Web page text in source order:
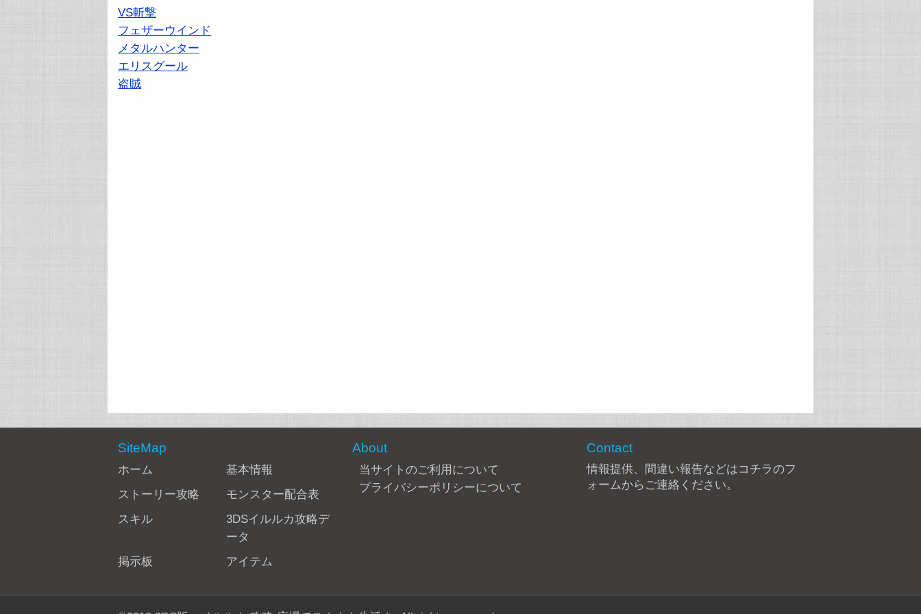
VS斬撃
フェザーウインド
メタルハンター
エリスグール
盗賊
SiteMap
ホーム
基本情報
ストーリー攻略
モンスター配合表
スキル
3DSイルルカ攻略デ
ータ
掲示板
アイテム
About
当サイトのご利用について
プライバシーポリシーについて
Contact
情報提供、間違い報告などはコチラのフ
ォームからご連絡ください。